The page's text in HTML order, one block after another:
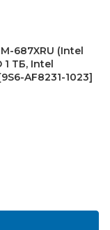
687XRU (Intel
1 ТБ, Intel
AF8231-1023]